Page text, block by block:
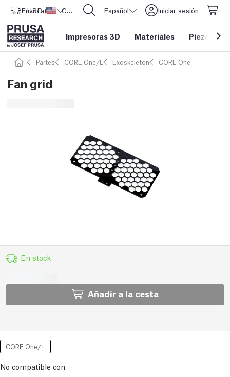
Envío a Estados Unidos
USD ($) CORE One L: ¡Ya disponible! Español Iniciar sesión
Impresoras 3D Materiales Piezas y
Partes CORE One/L Exoskeleton CORE One
Fan grid
En stock
Añadir a la cesta
CORE One/+
No compatible con